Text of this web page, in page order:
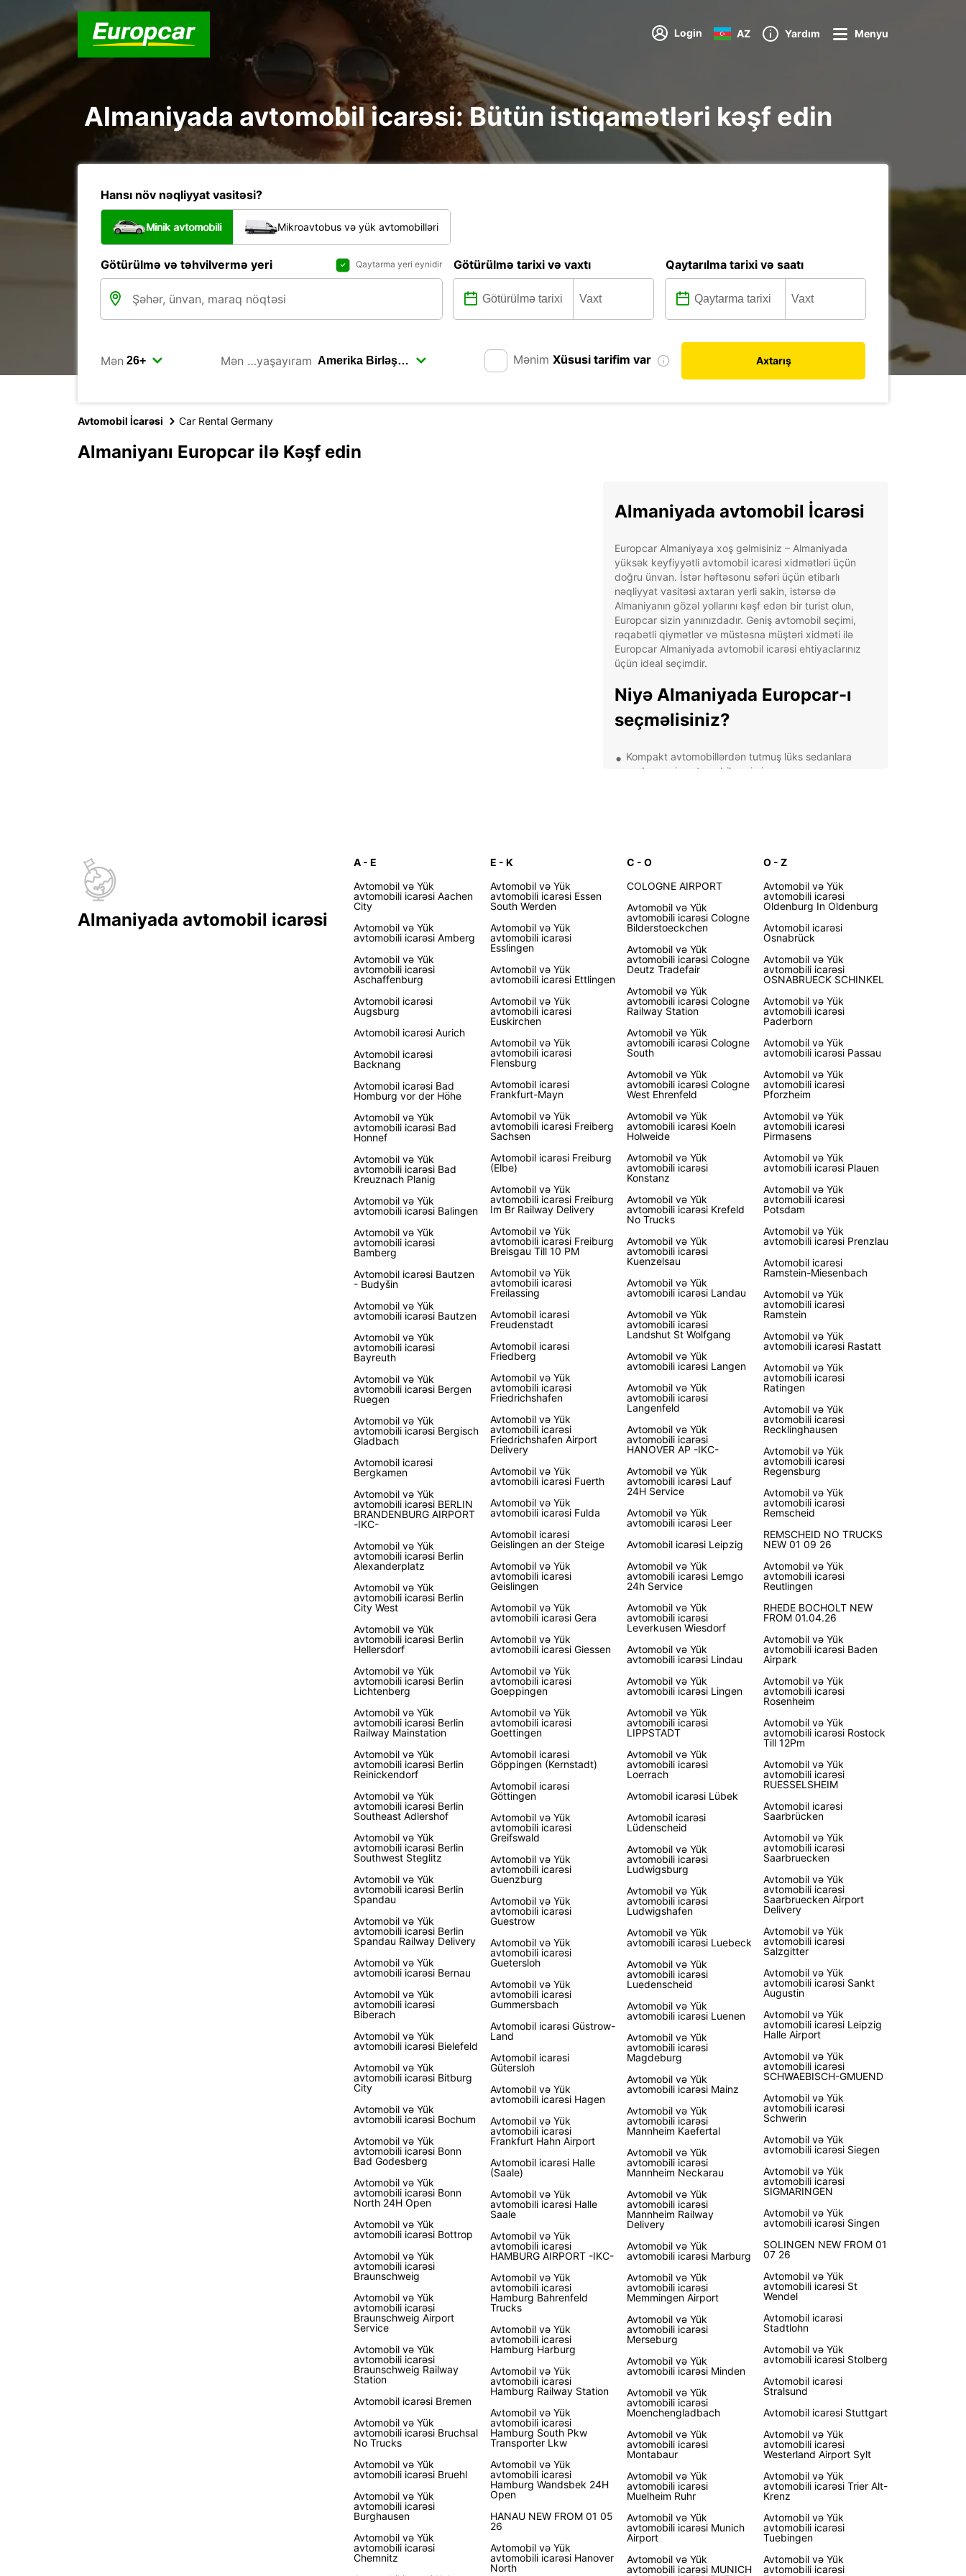
Login AZ Yardım Menyu
Almaniyada avtomobil icarəsi: Bütün istiqamətləri kəşf edin
Hansı növ nəqliyyat vasitəsi?
Minik avtomobili Mikroavtobus və yük avtomobilləri
Götürülmə və təhvilvermə yeri Qaytarma yeri eynidir Götürülmə tarixi və vaxtı Qaytarılma tarixi və saatı
Mən Mən …yaşayıram Mənim Xüsusi tarifim var Axtarış
Avtomobil İcarəsi Car Rental Germany
Almaniyanı Europcar ilə Kəşf edin
Almaniyada avtomobil İcarəsi
Europcar Almaniyaya xoş gəlmisiniz – Almaniyada
yüksək keyfiyyətli avtomobil icarəsi xidmətləri üçün
doğru ünvan. İstər həftəsonu səfəri üçün etibarlı
nəqliyyat vasitəsi axtaran yerli sakin, istərsə də
Almaniyanın gözəl yollarını kəşf edən bir turist olun,
Europcar sizin yanınızdadır. Geniş avtomobil seçimi,
rəqabətli qiymətlər və müstəsna müştəri xidməti ilə
Europcar Almaniyada avtomobil icarəsi ehtiyaclarınız
üçün ideal seçimdir.
Niyə Almaniyada Europcar-ı
seçməlisiniz?
Kompakt avtomobillərdən tutmuş lüks sedanlara
qədər geniş avtomobil seçimi;
Sadiq müştərilər üçün rəqabətli qiymətlər və xüsusi
Əngəlsiz təcrübə üçün 24/7 müştəri dəstəyi və yol
yardımı.
Almaniyanı Europcar ilə Kəşf
edin
Almaniya mənzərəli təbiəti, tarixi abidələri və canlı
şəhərləri ilə tanınan bir ölkədir. Europcar ilə Almaniyanın
təklif etdiyi hər şeyi öz sürətinizlə kəşf edə bilərsiniz.
Məşhur Romantik Yol boyunca avtomobil səfərinə çıxın,
Qara Meşə bölgəsinin cazibədar kəndlərini ziyarət edin
və ya Berlinin gur küçələrini kəşf edin. Səyahət planınız
necə olursa-olsun, Europcar səfərinizi unudulmaz etmək
üçün buradadır.
Bugün avtomobil icarənizi
bron edin
Almaniyada yola çıxmağa hazırsınız? Bu gün Europcar
ilə avtomobil icarənizi bron edin və başdan sona qədər
problemsiz bir təcrübə yaşayın. Asan onlayn
bronlaşdırma, rahat götürmə məntəqələri və yüksək
səviyyəli müştəri xidməti ilə Europcar Almaniyada
avtomobil icarəsi üçün ağıllı seçimdir. Gözləməyin, bu
gün avtomobilinizi bron edin və Almaniyada unudulmaz
bir macəraya başlayın!
Almaniyada avtomobil icarəsi
A - E
Avtomobil və Yük
avtomobili icarəsi Aachen
City
Avtomobil və Yük
avtomobili icarəsi Amberg
Avtomobil və Yük
avtomobili icarəsi
Aschaffenburg
Avtomobil icarəsi
Augsburg
Avtomobil icarəsi Aurich
Avtomobil icarəsi
Backnang
Avtomobil icarəsi Bad
Homburg vor der Höhe
Avtomobil və Yük
avtomobili icarəsi Bad
Honnef
Avtomobil və Yük
avtomobili icarəsi Bad
Kreuznach Planig
Avtomobil və Yük
avtomobili icarəsi Balingen
Avtomobil və Yük
avtomobili icarəsi
Bamberg
Avtomobil icarəsi Bautzen
- Budyšin
Avtomobil və Yük
avtomobili icarəsi Bautzen
Avtomobil və Yük
avtomobili icarəsi
Bayreuth
Avtomobil və Yük
avtomobili icarəsi Bergen
Ruegen
Avtomobil və Yük
avtomobili icarəsi Bergisch
Gladbach
Avtomobil icarəsi
Bergkamen
Avtomobil və Yük
avtomobili icarəsi BERLIN
BRANDENBURG AIRPORT
-IKC-
Avtomobil və Yük
avtomobili icarəsi Berlin
Alexanderplatz
Avtomobil və Yük
avtomobili icarəsi Berlin
City West
Avtomobil və Yük
avtomobili icarəsi Berlin
Hellersdorf
Avtomobil və Yük
avtomobili icarəsi Berlin
Lichtenberg
Avtomobil və Yük
avtomobili icarəsi Berlin
Railway Mainstation
Avtomobil və Yük
avtomobili icarəsi Berlin
Reinickendorf
Avtomobil və Yük
avtomobili icarəsi Berlin
Southeast Adlershof
Avtomobil və Yük
avtomobili icarəsi Berlin
Southwest Steglitz
Avtomobil və Yük
avtomobili icarəsi Berlin
Spandau
Avtomobil və Yük
avtomobili icarəsi Berlin
Spandau Railway Delivery
Avtomobil və Yük
avtomobili icarəsi Bernau
Avtomobil və Yük
avtomobili icarəsi
Biberach
Avtomobil və Yük
avtomobili icarəsi Bielefeld
Avtomobil və Yük
avtomobili icarəsi Bitburg
City
Avtomobil və Yük
avtomobili icarəsi Bochum
Avtomobil və Yük
avtomobili icarəsi Bonn
Bad Godesberg
Avtomobil və Yük
avtomobili icarəsi Bonn
North 24H Open
Avtomobil və Yük
avtomobili icarəsi Bottrop
Avtomobil və Yük
avtomobili icarəsi
Braunschweig
Avtomobil və Yük
avtomobili icarəsi
Braunschweig Airport
Service
Avtomobil və Yük
avtomobili icarəsi
Braunschweig Railway
Station
Avtomobil icarəsi Bremen
Avtomobil və Yük
avtomobili icarəsi Bruchsal
No Trucks
Avtomobil və Yük
avtomobili icarəsi Bruehl
Avtomobil və Yük
avtomobili icarəsi
Burghausen
Avtomobil və Yük
avtomobili icarəsi
Chemnitz
E - K
Avtomobil və Yük
avtomobili icarəsi Essen
South Werden
Avtomobil və Yük
avtomobili icarəsi
Esslingen
Avtomobil və Yük
avtomobili icarəsi Ettlingen
Avtomobil və Yük
avtomobili icarəsi
Euskirchen
Avtomobil və Yük
avtomobili icarəsi
Flensburg
Avtomobil icarəsi
Frankfurt-Mayn
Avtomobil və Yük
avtomobili icarəsi Freiberg
Sachsen
Avtomobil icarəsi Freiburg
(Elbe)
Avtomobil və Yük
avtomobili icarəsi Freiburg
Im Br Railway Delivery
Avtomobil və Yük
avtomobili icarəsi Freiburg
Breisgau Till 10 PM
Avtomobil və Yük
avtomobili icarəsi
Freilassing
Avtomobil icarəsi
Freudenstadt
Avtomobil icarəsi
Friedberg
Avtomobil və Yük
avtomobili icarəsi
Friedrichshafen
Avtomobil və Yük
avtomobili icarəsi
Friedrichshafen Airport
Delivery
Avtomobil və Yük
avtomobili icarəsi Fuerth
Avtomobil və Yük
avtomobili icarəsi Fulda
Avtomobil icarəsi
Geislingen an der Steige
Avtomobil və Yük
avtomobili icarəsi
Geislingen
Avtomobil və Yük
avtomobili icarəsi Gera
Avtomobil və Yük
avtomobili icarəsi Giessen
Avtomobil və Yük
avtomobili icarəsi
Goeppingen
Avtomobil və Yük
avtomobili icarəsi
Goettingen
Avtomobil icarəsi
Göppingen (Kernstadt)
Avtomobil icarəsi
Göttingen
Avtomobil və Yük
avtomobili icarəsi
Greifswald
Avtomobil və Yük
avtomobili icarəsi
Guenzburg
Avtomobil və Yük
avtomobili icarəsi
Guestrow
Avtomobil və Yük
avtomobili icarəsi
Guetersloh
Avtomobil və Yük
avtomobili icarəsi
Gummersbach
Avtomobil icarəsi Güstrow-
Land
Avtomobil icarəsi
Gütersloh
Avtomobil və Yük
avtomobili icarəsi Hagen
Avtomobil və Yük
avtomobili icarəsi
Frankfurt Hahn Airport
Avtomobil icarəsi Halle
(Saale)
Avtomobil və Yük
avtomobili icarəsi Halle
Saale
Avtomobil və Yük
avtomobili icarəsi
HAMBURG AIRPORT -IKC-
Avtomobil və Yük
avtomobili icarəsi
Hamburg Bahrenfeld
Trucks
Avtomobil və Yük
avtomobili icarəsi
Hamburg Harburg
Avtomobil və Yük
avtomobili icarəsi
Hamburg Railway Station
Avtomobil və Yük
avtomobili icarəsi
Hamburg South Pkw
Transporter Lkw
Avtomobil və Yük
avtomobili icarəsi
Hamburg Wandsbek 24H
Open
HANAU NEW FROM 01 05
26
Avtomobil və Yük
avtomobili icarəsi Hanover
North
C - O
COLOGNE AIRPORT
Avtomobil və Yük
avtomobili icarəsi Cologne
Bilderstoeckchen
Avtomobil və Yük
avtomobili icarəsi Cologne
Deutz Tradefair
Avtomobil və Yük
avtomobili icarəsi Cologne
Railway Station
Avtomobil və Yük
avtomobili icarəsi Cologne
South
Avtomobil və Yük
avtomobili icarəsi Cologne
West Ehrenfeld
Avtomobil və Yük
avtomobili icarəsi Koeln
Holweide
Avtomobil və Yük
avtomobili icarəsi
Konstanz
Avtomobil və Yük
avtomobili icarəsi Krefeld
No Trucks
Avtomobil və Yük
avtomobili icarəsi
Kuenzelsau
Avtomobil və Yük
avtomobili icarəsi Landau
Avtomobil və Yük
avtomobili icarəsi
Landshut St Wolfgang
Avtomobil və Yük
avtomobili icarəsi Langen
Avtomobil və Yük
avtomobili icarəsi
Langenfeld
Avtomobil və Yük
avtomobili icarəsi
HANOVER AP -IKC-
Avtomobil və Yük
avtomobili icarəsi Lauf
24H Service
Avtomobil və Yük
avtomobili icarəsi Leer
Avtomobil icarəsi Leipzig
Avtomobil və Yük
avtomobili icarəsi Lemgo
24h Service
Avtomobil və Yük
avtomobili icarəsi
Leverkusen Wiesdorf
Avtomobil və Yük
avtomobili icarəsi Lindau
Avtomobil və Yük
avtomobili icarəsi Lingen
Avtomobil və Yük
avtomobili icarəsi
LIPPSTADT
Avtomobil və Yük
avtomobili icarəsi
Loerrach
Avtomobil icarəsi Lübek
Avtomobil icarəsi
Lüdenscheid
Avtomobil və Yük
avtomobili icarəsi
Ludwigsburg
Avtomobil və Yük
avtomobili icarəsi
Ludwigshafen
Avtomobil və Yük
avtomobili icarəsi Luebeck
Avtomobil və Yük
avtomobili icarəsi
Luedenscheid
Avtomobil və Yük
avtomobili icarəsi Luenen
Avtomobil və Yük
avtomobili icarəsi
Magdeburg
Avtomobil və Yük
avtomobili icarəsi Mainz
Avtomobil və Yük
avtomobili icarəsi
Mannheim Kaefertal
Avtomobil və Yük
avtomobili icarəsi
Mannheim Neckarau
Avtomobil və Yük
avtomobili icarəsi
Mannheim Railway
Delivery
Avtomobil və Yük
avtomobili icarəsi Marburg
Avtomobil və Yük
avtomobili icarəsi
Memmingen Airport
Avtomobil və Yük
avtomobili icarəsi
Merseburg
Avtomobil və Yük
avtomobili icarəsi Minden
Avtomobil və Yük
avtomobili icarəsi
Moenchengladbach
Avtomobil və Yük
avtomobili icarəsi
Montabaur
Avtomobil və Yük
avtomobili icarəsi
Muelheim Ruhr
Avtomobil və Yük
avtomobili icarəsi Munich
Airport
Avtomobil və Yük
avtomobili icarəsi MUNICH
O - Z
Avtomobil və Yük
avtomobili icarəsi
Oldenburg In Oldenburg
Avtomobil icarəsi
Osnabrück
Avtomobil və Yük
avtomobili icarəsi
OSNABRUECK SCHINKEL
Avtomobil və Yük
avtomobili icarəsi
Paderborn
Avtomobil və Yük
avtomobili icarəsi Passau
Avtomobil və Yük
avtomobili icarəsi
Pforzheim
Avtomobil və Yük
avtomobili icarəsi
Pirmasens
Avtomobil və Yük
avtomobili icarəsi Plauen
Avtomobil və Yük
avtomobili icarəsi
Potsdam
Avtomobil və Yük
avtomobili icarəsi Prenzlau
Avtomobil icarəsi
Ramstein-Miesenbach
Avtomobil və Yük
avtomobili icarəsi
Ramstein
Avtomobil və Yük
avtomobili icarəsi Rastatt
Avtomobil və Yük
avtomobili icarəsi
Ratingen
Avtomobil və Yük
avtomobili icarəsi
Recklinghausen
Avtomobil və Yük
avtomobili icarəsi
Regensburg
Avtomobil və Yük
avtomobili icarəsi
Remscheid
REMSCHEID NO TRUCKS
NEW 01 09 26
Avtomobil və Yük
avtomobili icarəsi
Reutlingen
RHEDE BOCHOLT NEW
FROM 01.04.26
Avtomobil və Yük
avtomobili icarəsi Baden
Airpark
Avtomobil və Yük
avtomobili icarəsi
Rosenheim
Avtomobil və Yük
avtomobili icarəsi Rostock
Till 12Pm
Avtomobil və Yük
avtomobili icarəsi
RUESSELSHEIM
Avtomobil icarəsi
Saarbrücken
Avtomobil və Yük
avtomobili icarəsi
Saarbruecken
Avtomobil və Yük
avtomobili icarəsi
Saarbruecken Airport
Delivery
Avtomobil və Yük
avtomobili icarəsi
Salzgitter
Avtomobil və Yük
avtomobili icarəsi Sankt
Augustin
Avtomobil və Yük
avtomobili icarəsi Leipzig
Halle Airport
Avtomobil və Yük
avtomobili icarəsi
SCHWAEBISCH-GMUEND
Avtomobil və Yük
avtomobili icarəsi
Schwerin
Avtomobil və Yük
avtomobili icarəsi Siegen
Avtomobil və Yük
avtomobili icarəsi
SIGMARINGEN
Avtomobil və Yük
avtomobili icarəsi Singen
SOLINGEN NEW FROM 01
07 26
Avtomobil və Yük
avtomobili icarəsi St
Wendel
Avtomobil icarəsi
Stadtlohn
Avtomobil və Yük
avtomobili icarəsi Stolberg
Avtomobil icarəsi
Stralsund
Avtomobil icarəsi Stuttgart
Avtomobil və Yük
avtomobili icarəsi
Westerland Airport Sylt
Avtomobil və Yük
avtomobili icarəsi Trier Alt-
Krenz
Avtomobil və Yük
avtomobili icarəsi
Tuebingen
Avtomobil və Yük
avtomobili icarəsi